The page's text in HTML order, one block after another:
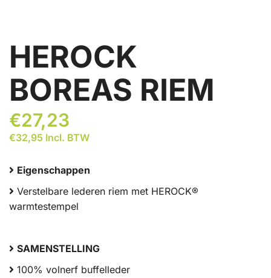
HEROCK
BOREAS RIEM
€27,23
€32,95 Incl. BTW
Eigenschappen
Verstelbare lederen riem met HEROCK®
warmtestempel
SAMENSTELLING
100% volnerf buffelleder